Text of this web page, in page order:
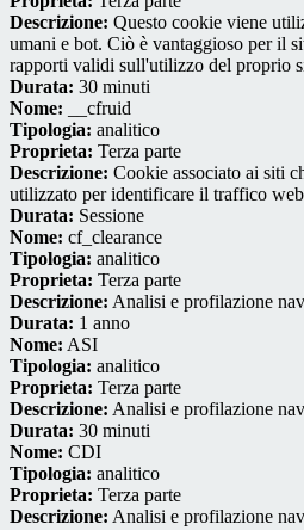
Descrizione: Questo cookie viene
umani e bot. Ciò è vantaggioso per il
rapporti validi sull'utilizzo del proprio
Durata: 30 minuti
Nome: __cfruid
Tipologia: analitico
Proprieta: Terza parte
Descrizione: Cookie associato ai siti
utilizzato per identificare il traffico
Durata: Sessione
Nome: cf_clearance
Tipologia: analitico
Proprieta: Terza parte
Descrizione: Analisi e profilazione
Durata: 1 anno
Nome: ASI
Tipologia: analitico
Proprieta: Terza parte
Descrizione: Analisi e profilazione
Durata: 30 minuti
Nome: CDI
Tipologia: analitico
Proprieta: Terza parte
Descrizione: Analisi e profilazione